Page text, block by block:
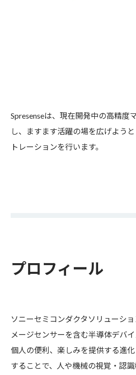
Spresenseは、現在開発中の高精
し、ますます活躍の場を広げよう
トレーションを行います。
プロフィール
ソニーセミコンダクタソリューシ
メージセンサーを含む半導体デバ
個人の便利、楽しみを提供する進
することで、人や機械の視覚・認